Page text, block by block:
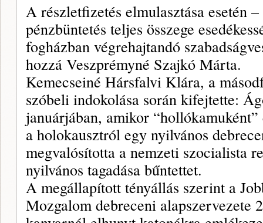
A részletfizetés elmulasztása esetén
pénzbüntetés teljes összege
fogházban végrehajtandó
hozzá Veszprémyné Szajkó Márta.
Kemecseiné Hársfalvi Klára, a
szóbeli indokolása során kifejtette:
januárjában, amikor
a holokausztról egy nyilvános
megvalósította a nemzeti szocialista
nyilvános tagadása bűntettet.
A megállapított tényállás szerint a
Mozgalom debreceni alapszervezete